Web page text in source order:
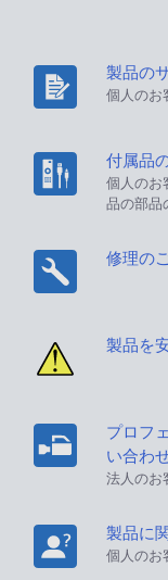
製品の
個人のお
付属品
個人のお
品の部品
修理の
製品を
プロフ
い合わ
法人のお
製品に
個人のお